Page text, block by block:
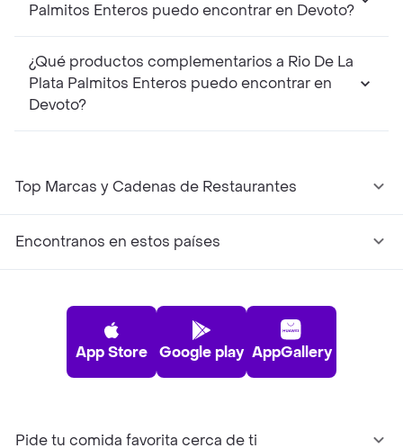
Palmitos Enteros puedo encontrar en Devoto?
¿Qué productos complementarios a Rio De La
Plata Palmitos Enteros puedo encontrar en
Devoto?
Top Marcas y Cadenas de Restaurantes
Encontranos en estos países
App Store Google play AppGallery
Pide tu comida favorita cerca de ti